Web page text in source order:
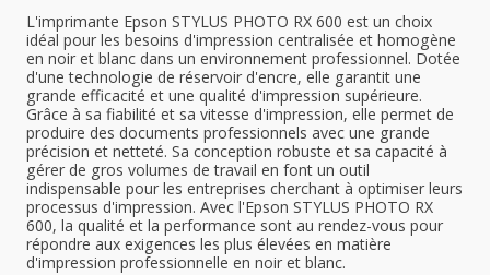
L'imprimante Epson STYLUS PHOTO RX 600 est un choix
idéal pour les besoins d'impression centralisée et homogène
en noir et blanc dans un environnement professionnel. Dotée
d'une technologie de réservoir d'encre, elle garantit une
grande efficacité et une qualité d'impression supérieure.
Grâce à sa fiabilité et sa vitesse d'impression, elle permet de
produire des documents professionnels avec une grande
précision et netteté. Sa conception robuste et sa capacité à
gérer de gros volumes de travail en font un outil
indispensable pour les entreprises cherchant à optimiser leurs
processus d'impression. Avec l'Epson STYLUS PHOTO RX
600, la qualité et la performance sont au rendez-vous pour
répondre aux exigences les plus élevées en matière
d'impression professionnelle en noir et blanc.